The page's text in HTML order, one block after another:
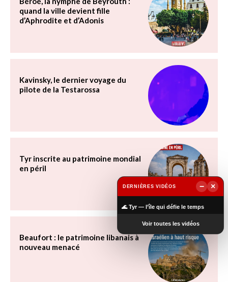
quand la ville devient fille
d’Aphrodite et d’Adonis
Kavinsky, le dernier voyage du
pilote de la Testarossa
Tyr inscrite au patrimoine mondial
en péril
Beaufort : le patrimoine libanais à
nouveau menacé
DERNIÈRES VIDÉOS −
×
🌊 Tyr — l’île qui défie le temps
Voir toutes les vidéos